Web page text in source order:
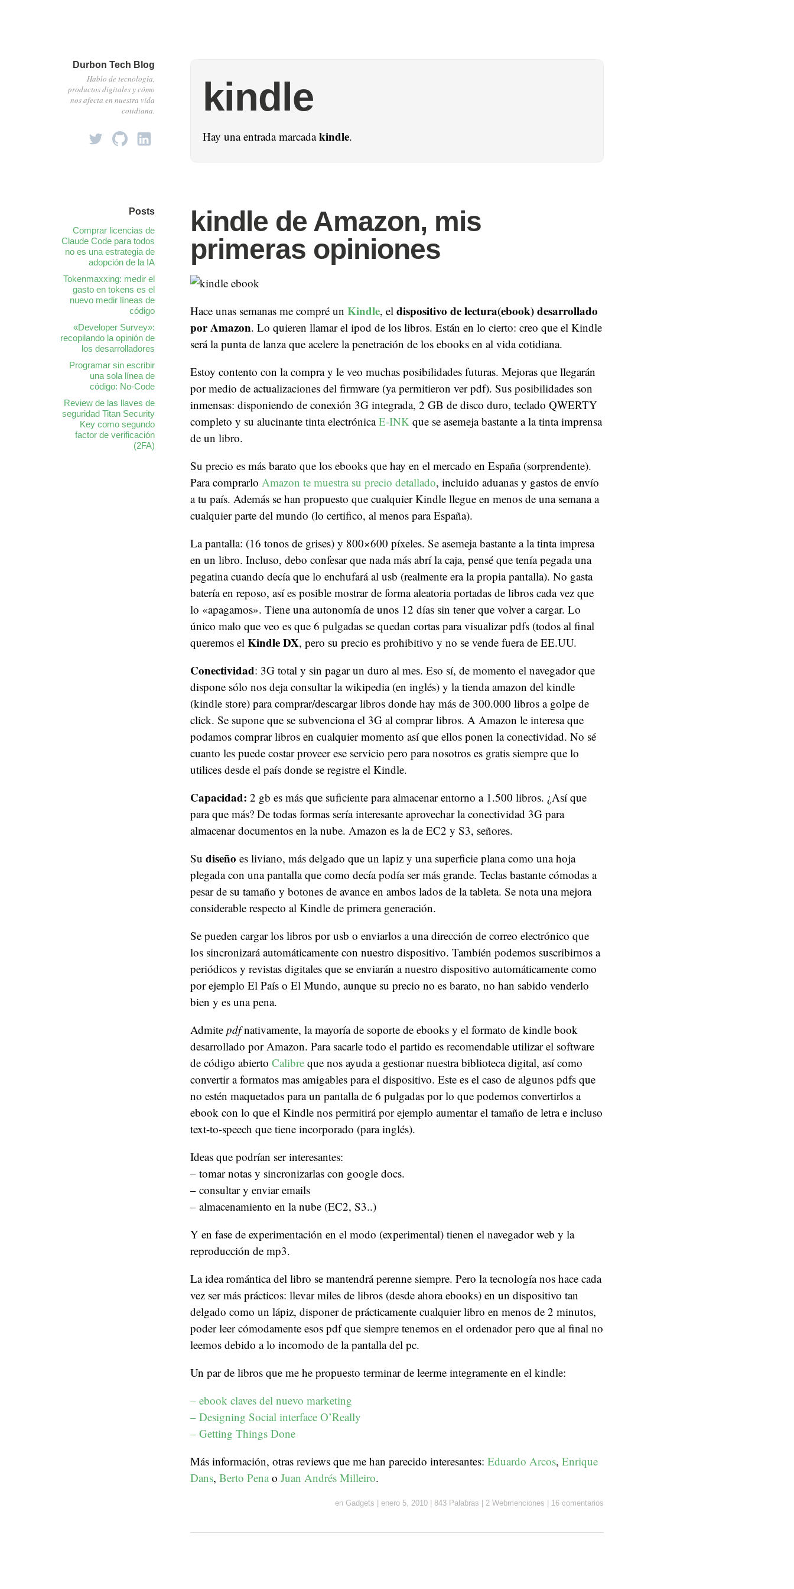
Durbon Tech Blog
Hablo de tecnología,
productos digitales y cómo
nos afecta en nuestra vida
cotidiana.
kindle
Hay una entrada marcadakindle.
kindle de Amazon, mis
primeras opiniones
Hace unas semanas me compré un Kindle, el dispositivo de lectura(ebook) desarrollado
por Amazon. Lo quieren llamar el ipod de los libros. Están en lo cierto: creo que el Kindle
será la punta de lanza que acelere la penetración de los ebooks en al vida cotidiana.
Estoy contento con la compra y le veo muchas posibilidades futuras. Mejoras que llegarán
por medio de actualizaciones del firmware (ya permitieron ver pdf). Sus posibilidades son
inmensas: disponiendo de conexión 3G integrada, 2 GB de disco duro, teclado QWERTY
completo y su alucinante tinta electrónicaE-INK que se asemeja bastante a la tinta imprensa
de un libro.
Su precio es más barato que los ebooks que hay en el mercado en España (sorprendente).
Para comprarlo Amazon te muestra su precio detallado, incluido aduanas y gastos de envío
a tu país. Además se han propuesto que cualquier Kindle llegue en menos de una semana a
cualquier parte del mundo (lo certifico, al menos para España).
La pantalla: (16 tonos de grises) y 800×600 píxeles. Se asemeja bastante a la tinta impresa
en un libro. Incluso, debo confesar que nada más abrí la caja, pensé que tenía pegada una
pegatina cuando decía que lo enchufará al usb (realmente era la propia pantalla). No gasta
batería en reposo, así es posible mostrar de forma aleatoria portadas de libros cada vez que
lo «apagamos». Tiene una autonomía de unos 12 días sin tener que volver a cargar. Lo
único malo que veo es que 6 pulgadas se quedan cortas para visualizar pdfs (todos al final
queremos el Kindle DX, pero su precio es prohibitivo y no se vende fuera de EE.UU.
Conectividad: 3G total y sin pagar un duro al mes. Eso sí, de momento el navegador que
dispone sólo nos deja consultar la wikipedia (en inglés) y la tienda amazon del kindle
(kindle store) para comprar/descargar libros donde hay más de 300.000 libros a golpe de
click. Se supone que se subvenciona el 3G al comprar libros. A Amazon le interesa que
podamos comprar libros en cualquier momento así que ellos ponen la conectividad. No sé
cuanto les puede costar proveer ese servicio pero para nosotros es gratis siempre que lo
utilices desde el país donde se registre el Kindle.
Capacidad: 2 gb es más que suficiente para almacenar entorno a 1.500 libros. ¿Así que
para que más? De todas formas sería interesante aprovechar la conectividad 3G para
almacenar documentos en la nube. Amazon es la de EC2 y S3, señores.
Su diseño es liviano, más delgado que un lapiz y una superficie plana como una hoja
plegada con una pantalla que como decía podía ser más grande. Teclas bastante cómodas a
pesar de su tamaño y botones de avance en ambos lados de la tableta. Se nota una mejora
considerable respecto al Kindle de primera generación.
Se pueden cargar los libros por usb o enviarlos a una dirección de correo electrónico que
los sincronizará automáticamente con nuestro dispositivo. También podemos suscribirnos a
periódicos y revistas digitales que se enviarán a nuestro dispositivo automáticamente como
por ejemplo El País o El Mundo, aunque su precio no es barato, no han sabido venderlo
bien y es una pena.
Admite pdfnativamente, la mayoría de soporte de ebooks y el formato de kindle book
desarrollado por Amazon. Para sacarle todo el partido es recomendable utilizar el software
de código abierto Calibre que nos ayuda a gestionar nuestra biblioteca digital, así como
convertir a formatos mas amigables para el dispositivo. Este es el caso de algunos pdfs que
no estén maquetados para un pantalla de 6 pulgadas por lo que podemos convertirlos a
ebook con lo que el Kindle nos permitirá por ejemplo aumentar el tamaño de letra e incluso
text-to-speech que tiene incorporado (para inglés).
Ideas que podrían ser interesantes:
– tomar notas y sincronizarlas con google docs.
– consultar y enviar emails
– almacenamiento en la nube (EC2, S3..)
Y en fase de experimentación en el modo (experimental) tienen el navegador web y la
reproducción de mp3.
La idea romántica del libro se mantendrá perenne siempre. Pero la tecnología nos hace cada
vez ser más prácticos: llevar miles de libros (desde ahora ebooks) en un dispositivo tan
delgado como un lápiz, disponer de prácticamente cualquier libro en menos de 2 minutos,
poder leer cómodamente esos pdf que siempre tenemos en el ordenador pero que al final no
leemos debido a lo incomodo de la pantalla del pc.
Un par de libros que me he propuesto terminar de leerme integramente en el kindle:
– ebook claves del nuevo marketing
– Designing Social interface O’Really
– Getting Things Done
Más información, otras reviews que me han parecido interesantes: Eduardo Arcos, Enrique
Dans, Berto Pena o Juan Andrés Milleiro.
en Gadgets enero 5, 2010 843 Palabras 2 Webmenciones 16 comentarios
Posts
Comprar licencias de
Claude Code para todos
no es una estrategia de
adopción de la IA
Tokenmaxxing: medir el
gasto en tokens es el
nuevo medir líneas de
código
«Developer Survey»:
recopilando la opinión de
los desarrolladores
Programar sin escribir
una sola línea de
código: No-Code
Review de las llaves de
seguridad Titan Security
Key como segundo
factor de verificación
(2FA)